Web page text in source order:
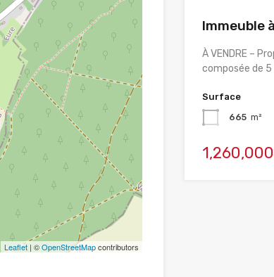
Leaflet| ©OpenStreetMapcontributors
Immeuble
À VENDRE –
composée de
Surface
665 m²